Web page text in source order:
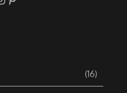
(16)